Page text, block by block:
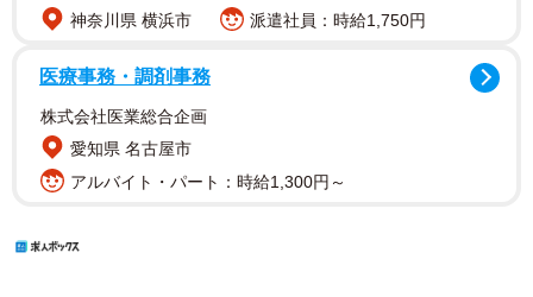
神奈川県 横浜市
派遣社員：時給1,750円
医療事務・調剤事務
株式会社医業総合企画
愛知県 名古屋市
アルバイト・パート：時給1,300円～